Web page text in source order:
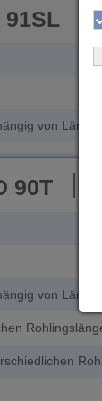
91SL
von Länge
90T
von Länge